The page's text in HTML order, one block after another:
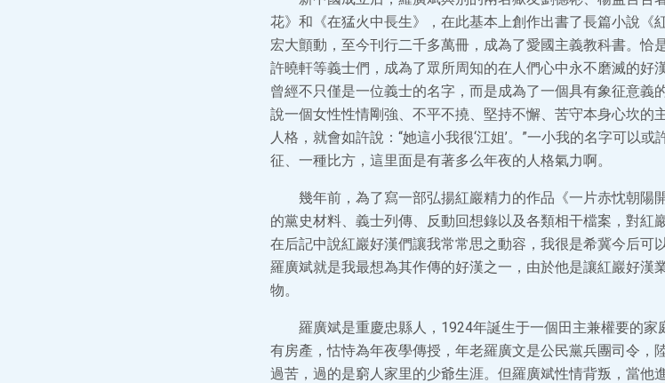
花》和《在猛火中長生》，在此基本上創作出書了長篇小說《
宏大顫動，至今刊行二千多萬冊，成為了愛國主義教科書。恰
許曉軒等義士們，成為了眾所周知的在人們心中永不磨滅的好
曾經不只僅是一位義士的名字，而是成為了一個具有象征意義
說一個女性性情剛強、不平不撓、堅持不懈、苦守本身心坎的
人格，就會如許說：“她這小我很‘江姐’。”一小我的名字可以
征、一種比方，這里面是有著多么年夜的人格氣力啊。
幾年前，為了寫一部弘揚紅巖精力的作品《一片赤忱朝陽
的黨史材料、義士列傳、反動回想錄以及各類相干檔案，對紅
在后記中說紅巖好漢們讓我常常思之動容，我很是希冀今后可
羅廣斌就是我最想為其作傳的好漢之一，由於他是讓紅巖好漢
物。
羅廣斌是重慶忠縣人，1924年誕生于一個田主兼權要的
有房產，怙恃為年夜學傳授，年老羅廣文是公民黨兵團司令，
過苦，過的是窮人家里的少爺生涯。但羅廣斌性情背叛，當他